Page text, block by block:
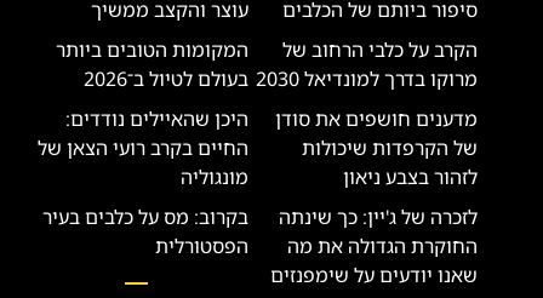
סיפור ביותם של הכלבים
הקרב על כלבי הרחוב של
מרוקו בדרך למונדיאל 2030
מדענים חושפים את סודן
של הקרפדות שיכולות
לזהור בצבע ניאון
לזכרה של ג'יין: כך שינתה
החוקרת הגדולה את מה
שאנו יודעים על שימפנזים
עוצר והקצב ממשיך
המקומות הטובים ביותר
בעולם לטיול ב־2026
היכן שהאיילים נודדים:
החיים בקרב רועי הצאן של
מונגוליה
בקרוב: מס על כלבים בעיר
הפסטורלית